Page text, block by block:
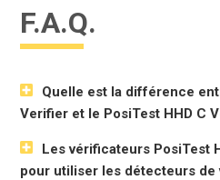
F.A.Q.
Quelle est la différence
Verifier et le PosiTest HHD C
Les vérificateurs PosiTest
pour utiliser les détecteurs de